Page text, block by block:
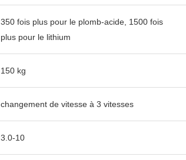
350 fois plus pour le plomb-acide, 1500 fois
plus pour le lithium
150 kg
changement de vitesse à 3 vitesses
3.0-10